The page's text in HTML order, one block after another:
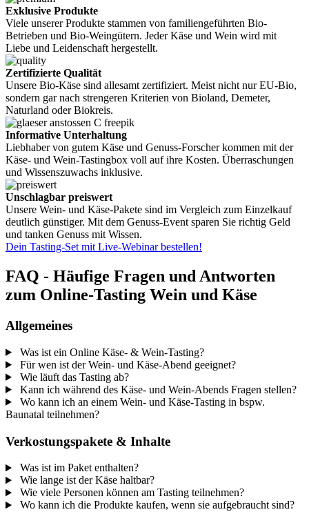
Exklusive Produkte
Viele unserer Produkte stammen von familiengeführten Bio-
Betrieben und Bio-Weingütern. Jeder Käse und Wein wird mit
Liebe und Leidenschaft hergestellt.
Zertifizierte Qualität
Unsere Bio-Käse sind allesamt zertifiziert. Meist nicht nur EU-Bio,
sondern gar nach strengeren Kriterien von Bioland, Demeter,
Naturland oder Biokreis.
Informative Unterhaltung
Liebhaber von gutem Käse und Genuss-Forscher kommen mit der
Käse- und Wein-Tastingbox voll auf ihre Kosten. Überraschungen
und Wissenszuwachs inklusive.
Unschlagbar preiswert
Unsere Wein- und Käse-Pakete sind im Vergleich zum Einzelkauf
deutlich günstiger. Mit dem Genuss-Event sparen Sie richtig Geld
und tanken Genuss mit Wissen.
Dein Tasting-Set mit Live-Webinar bestellen!
FAQ - Häufige Fragen und Antworten
zum Online-Tasting Wein und Käse
Allgemeines
Was ist ein Online Käse- & Wein-Tasting?
Für wen ist der Wein- und Käse-Abend geeignet?
Wie läuft das Tasting ab?
Kann ich während des Käse- und Wein-Abends Fragen stellen?
Wo kann ich an einem Wein- und Käse-Tasting in bspw.
Baunatal teilnehmen?
Verkostungspakete & Inhalte
Was ist im Paket enthalten?
Wie lange ist der Käse haltbar?
Wie viele Personen können am Tasting teilnehmen?
Wo kann ich die Produkte kaufen, wenn sie aufgebraucht sind?